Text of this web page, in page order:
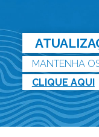
MANTENHA
CLIQUE AQUI